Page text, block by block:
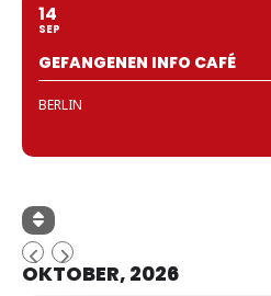
14
SEP
GEFANGENEN INFO CAFÉ
BERLIN
OKTOBER, 2026